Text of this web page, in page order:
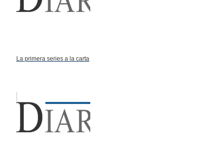
La primera series a la carta